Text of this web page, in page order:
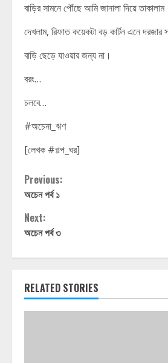
বাড়ির সামনে পৌঁছে আমি জানালা দিয়ে তাকালাম।
দেখলাম, রিফাত কয়েকটা বড় কার্টন এনে দরজার
বাড়ি ছেড়ে যাওয়ার জন্য না।
বরং…
চলবে…
#অচেনা_ঋণ
[লেখক #গল্প_ঘর]
Continue
Reading
Previous:
অচেন পর্ব ১
Next:
অচেন পর্ব ৩
RELATED STORIES